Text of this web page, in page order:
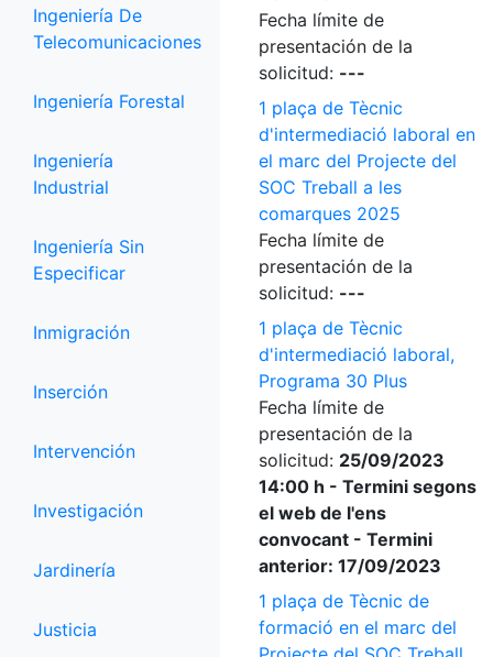
Ingeniería De
Telecomunicaciones
Ingeniería Forestal
Ingeniería
Industrial
Ingeniería Sin
Especificar
Inmigración
Inserción
Intervención
Investigación
Jardinería
Justicia
Fecha límite de
presentación de la
solicitud: ---
1 plaça de Tècnic
d'intermediació laboral en
el marc del Projecte del
SOC Treball a les
comarques 2025
Fecha límite de
presentación de la
solicitud: ---
1 plaça de Tècnic
d'intermediació laboral,
Programa 30 Plus
Fecha límite de
presentación de la
solicitud: 25/09/2023
14:00 h - Termini segons
el web de l'ens
convocant - Termini
anterior: 17/09/2023
1 plaça de Tècnic de
formació en el marc del